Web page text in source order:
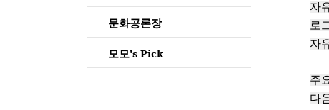
문화공론장
모모's Pick
자
로
자
주
다